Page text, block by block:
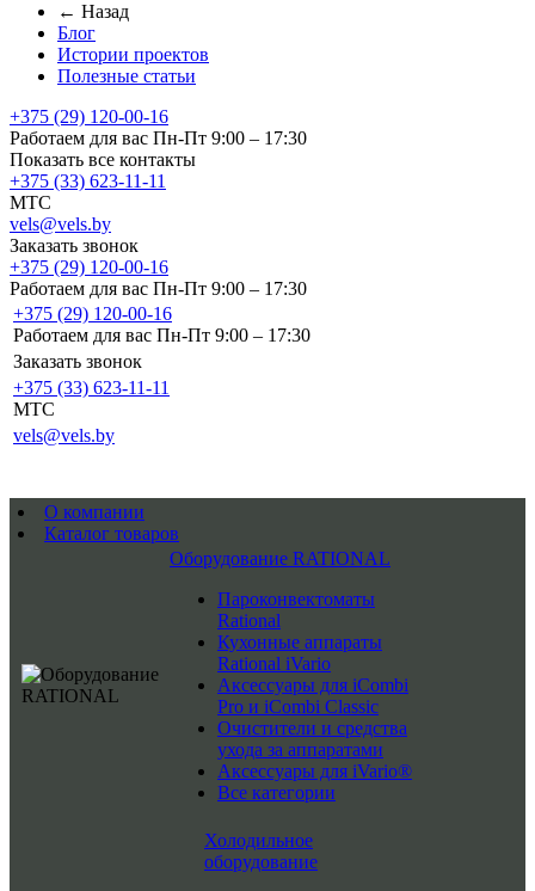
← Назад
Блог
Истории проектов
Полезные статьи
+375 (29) 120-00-16
Работаем для вас Пн-Пт 9:00 – 17:30
Показать все контакты
+375 (33) 623-11-11
MTC
vels@vels.by
Заказать звонок
+375 (29) 120-00-16
Работаем для вас Пн-Пт 9:00 – 17:30
+375 (29) 120-00-16
Работаем для вас Пн-Пт 9:00 – 17:30
Заказать звонок
+375 (33) 623-11-11
MTC
vels@vels.by
О компании
Каталог товаров
Оборудование RATIONAL
Пароконвектоматы
Rational
Кухонные аппараты
Rational iVario
Аксессуары для iCombi
Pro и iCombi Classic
Очистители и средства
ухода за аппаратами
Аксессуары для iVario®
Все категории
Холодильное
оборудование